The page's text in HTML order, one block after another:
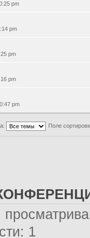
pm
pm
pm
pm
pm
Поле
1